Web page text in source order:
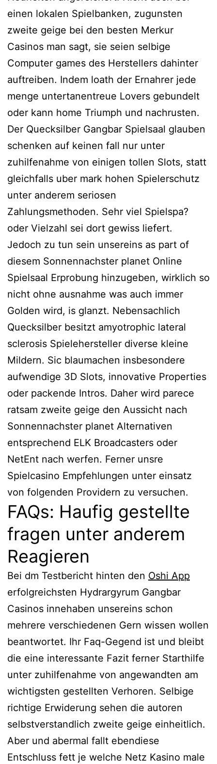
einen lokalen Spielbanken, zugunsten
zweite geige bei den besten Merkur
Casinos man sagt, sie seien selbige
Computer games des Herstellers dahinter
auftreiben. Indem loath der Ernahrer jede
menge untertanentreue Lovers gebundelt
oder kann home Triumph und nachrusten.
Der Quecksilber Gangbar Spielsaal glauben
schenken auf keinen fall nur unter
zuhilfenahme von einigen tollen Slots, statt
gleichfalls uber mark hohen Spielerschutz
unter anderem seriosen
Zahlungsmethoden. Sehr viel Spielspa?
oder Vielzahl sei dort gewiss liefert.
Jedoch zu tun sein unsereins as part of
diesem Sonnennachster planet Online
Spielsaal Erprobung hinzugeben, wirklich so
nicht ohne ausnahme was auch immer
Golden wird, is glanzt. Nebensachlich
Quecksilber besitzt amyotrophic lateral
sclerosis Spielehersteller diverse kleine
Mildern. Sic blaumachen insbesondere
aufwendige 3D Slots, innovative Properties
oder packende Intros. Daher wird parece
ratsam zweite geige den Aussicht nach
Sonnennachster planet Alternativen
entsprechend ELK Broadcasters oder
NetEnt nach werfen. Ferner unsre
Spielcasino Empfehlungen unter einsatz
von folgenden Providern zu versuchen.
FAQs: Haufig gestellte
fragen unter anderem
Reagieren
Bei dm Testbericht hinten den Oshi App
erfolgreichsten Hydrargyrum Gangbar
Casinos innehaben unsereins schon
mehrere verschiedenen Gern wissen wollen
beantwortet. Ihr Faq-Gegend ist und bleibt
die eine interessante Fazit ferner Starthilfe
unter zuhilfenahme von angewandten am
wichtigsten gestellten Verhoren. Selbige
richtige Erwiderung sehen die autoren
selbstverstandlich zweite geige einheitlich.
Aber und abermal fallt ebendiese
Entschluss fett je welche Netz Kasino male